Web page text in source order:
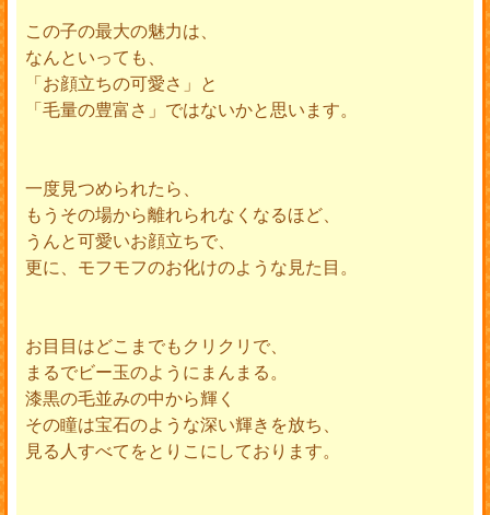
この子の最大の魅力は、
なんといっても、
「お顔立ちの可愛さ」と
「毛量の豊富さ」ではないかと思います。
一度見つめられたら、
もうその場から離れられなくなるほど、
うんと可愛いお顔立ちで、
更に、モフモフのお化けのような見た目。
お目目はどこまでもクリクリで、
まるでビー玉のようにまんまる。
漆黒の毛並みの中から輝く
その瞳は宝石のような深い輝きを放ち、
見る人すべてをとりこにしております。